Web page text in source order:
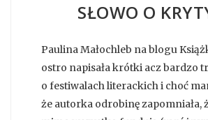
SŁOWO O
Paulina Małochleb na blogu
ostro napisała krótki acz bardzo
o festiwalach literackich i choć
że autorka odrobinę zapomniała,